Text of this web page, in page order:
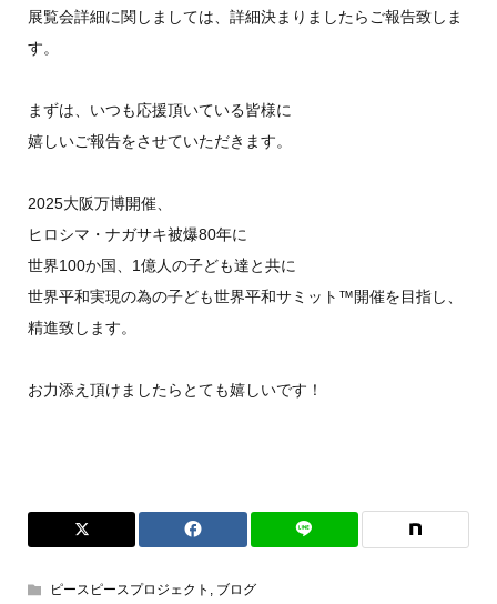
展覧会詳細に関しましては、詳細決まりましたらご報告致しま
す。
まずは、いつも応援頂いている皆様に
嬉しいご報告をさせていただきます。
2025大阪万博開催、
ヒロシマ・ナガサキ被爆80年に
世界100か国、1億人の子ども達と共に
世界平和実現の為の子ども世界平和サミット™️開催を目指し、
精進致します。
お力添え頂けましたらとても嬉しいです！
ピースピースプロジェクト ブログ